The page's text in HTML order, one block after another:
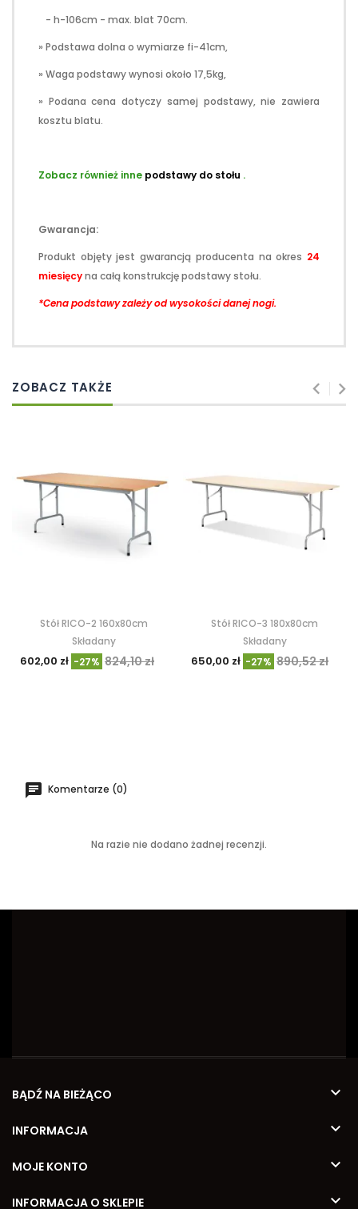
- h-106cm - max. blat 70cm.
» Podstawa dolna o wymiarze fi-41cm,
» Waga podstawy wynosi około 17,5kg,
» Podana cena dotyczy samej podstawy, nie zawiera
kosztu blatu.
Zobacz również inne podstawy do stołu .
Gwarancja:
Produkt objęty jest gwarancją producenta na okres 24
miesięcyna całą konstrukcję podstawy stołu.
*Cena podstawy zależy od wysokości danej nogi.
ZOBACZ TAKŻE
Stół RICO-2 160x80cm
Składany
602,00 zł -27% 824,10 zł
Stół RICO-3 180x80cm
Składany
650,00 zł -27% 890,52 zł
Komentarze (0)
Na razie nie dodano żadnej recenzji.
BĄDŹ NA BIEŻĄCO 
INFORMACJA 
MOJE KONTO 
INFORMACJA O SKLEPIE 